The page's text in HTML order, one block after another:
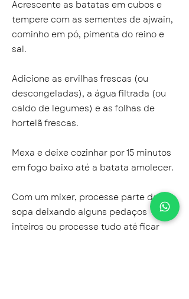
Acrescente as batatas em cubos e
tempere com as sementes de ajwain,
cominho em pó, pimenta do reino e
sal.
Adicione as ervilhas frescas (ou
descongeladas), a água filtrada (ou
caldo de legumes) e as folhas de
hortelã frescas.
Mexa e deixe cozinhar por 15 minutos
em fogo baixo até a batata amolecer.
Com um mixer, processe parte da
sopa deixando alguns pedaços
inteiros ou processe tudo até ficar